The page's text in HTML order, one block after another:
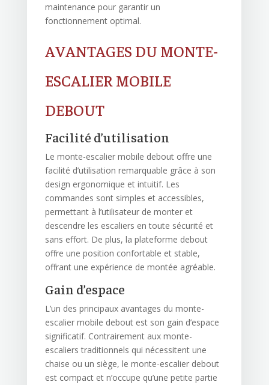
maintenance pour garantir un
fonctionnement optimal.
AVANTAGES DU MONTE-
ESCALIER MOBILE
DEBOUT
Facilité d’utilisation
Le monte-escalier mobile debout offre une
facilité d’utilisation remarquable grâce à son
design ergonomique et intuitif. Les
commandes sont simples et accessibles,
permettant à l’utilisateur de monter et
descendre les escaliers en toute sécurité et
sans effort. De plus, la plateforme debout
offre une position confortable et stable,
offrant une expérience de montée agréable.
Gain d’espace
L’un des principaux avantages du monte-
escalier mobile debout est son gain d’espace
significatif. Contrairement aux monte-
escaliers traditionnels qui nécessitent une
chaise ou un siège, le monte-escalier debout
est compact et n’occupe qu’une petite partie